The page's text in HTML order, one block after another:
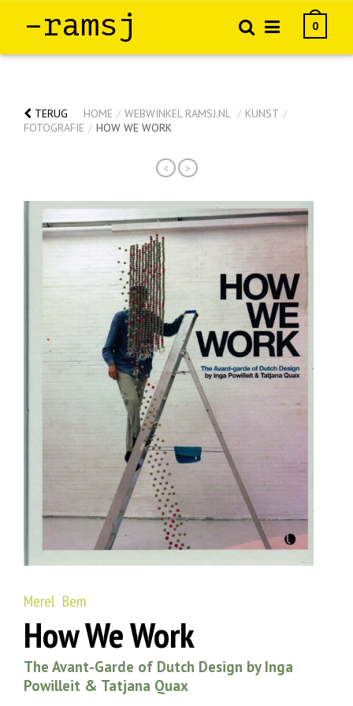
–ramsj 0
TERUG HOME / WEBWINKEL RAMSJ.NL / KUNST /
FOTOGRAFIE / HOW WE WORK
< >
Merel Bem
How We Work
The Avant-Garde of Dutch Design by Inga
Powilleit & Tatjana Quax